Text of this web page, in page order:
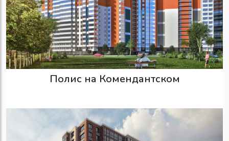
Полис на Комендантском